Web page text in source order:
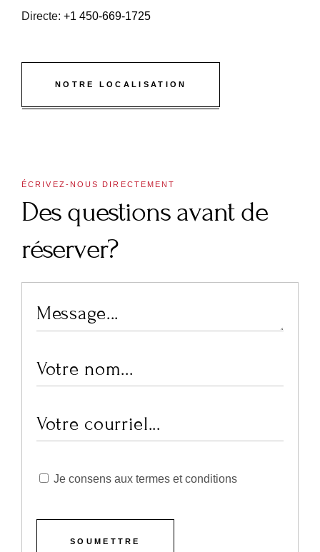
Directe: +1 450-669-1725
NOTRE LOCALISATION
ÉCRIVEZ-NOUS DIRECTEMENT
Des questions avant de
réserver?
Je consens aux termes et conditions
SOUMETTRE